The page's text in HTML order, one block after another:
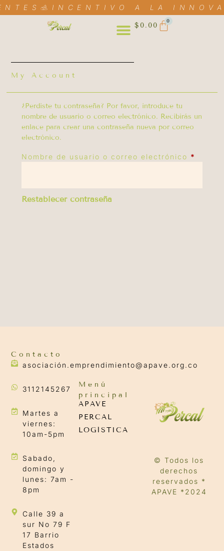
INCENTIVO A LA
$ 0.00
0
My Account
¿Perdiste tu contraseña? Por favor, introduce tu
nombre de usuario o correo electrónico. Recibirás un
enlace para crear una contraseña nueva por correo
electrónico.
Nombre de usuario o correo electrónico *
Restablecer contraseña
© Todos los
derechos
reservados *
APAVE *2024
Menú
principal
APAVE
PERCAL
LOGÍSTICA
Contacto
asociación.emprendimiento@apave.org.co
3112145267
Martes a
viernes:
10am-5pm
Sabado,
domingo y
lunes: 7am -
8pm
Calle 39 a
sur No 79 F
17 Barrio
Estados